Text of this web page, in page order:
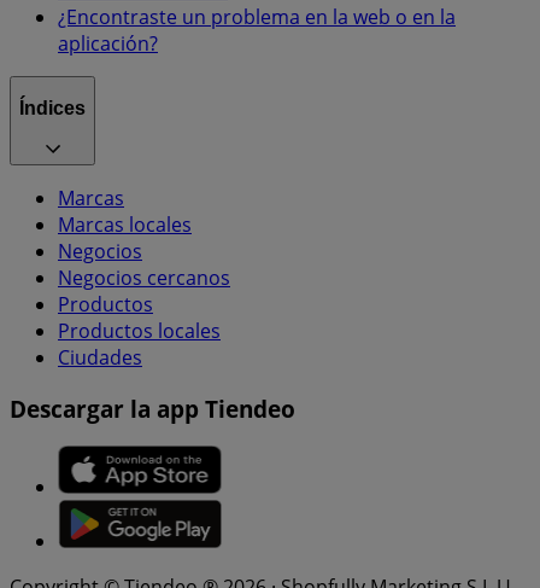
¿Encontraste un problema en la web o en la
aplicación?
Índices
Marcas
Marcas locales
Negocios
Negocios cercanos
Productos
Productos locales
Ciudades
Descargar la app Tiendeo